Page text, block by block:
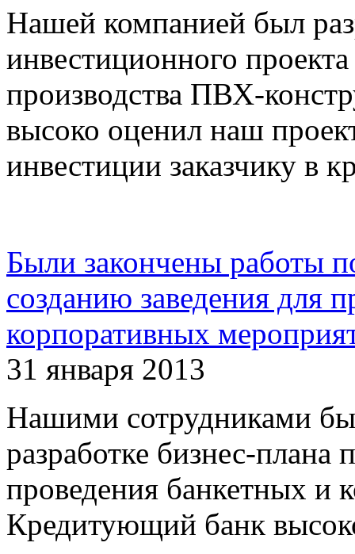
Нашей компанией был
инвестиционного
производства ПВХ-
высоко оценил наш
инвестиции заказчику в
Были закончены работы
созданию заведения для
корпоративных
31 января 2013
Нашими сотрудниками
разработке бизнес-плана
проведения банкетных и
Кредитующий банк